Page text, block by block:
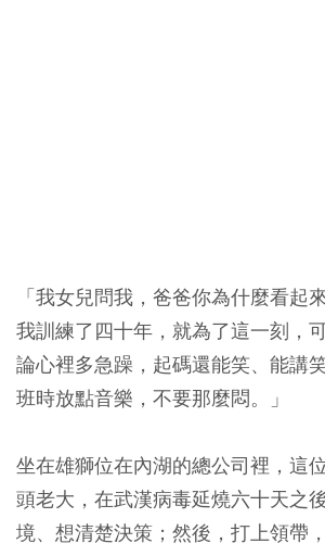
「我女兒問我，爸爸你為什麼看起
我訓練了四十年，就為了這一刻，
論心裡多急躁，起碼還能笑、能講
班時放點音樂，不要那麼悶。」
坐在雄獅位在內湖的總公司裡，這
頭老大，在武漢病毒延燒六十天之
境、想清楚決策；然後，打上領帶